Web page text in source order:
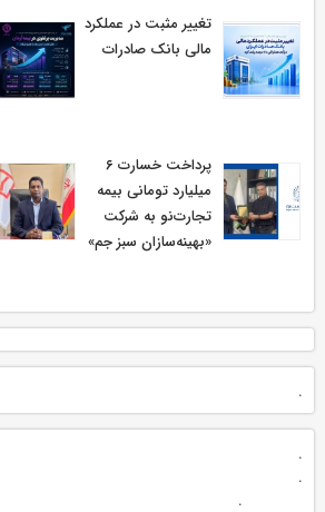
تغییر مثبت در عملکرد
مالی بانک صادرات
پرداخت خسارت ۶
میلیارد تومانی بیمه
تجارت‌نو به شرکت
«بهینه‌سازان سبز جم»
.
.
.
.